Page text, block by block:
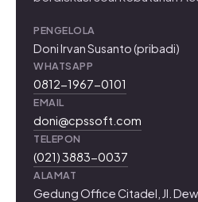
PENGELOLA
Doni Irvan Susanto (pribadi)
WHATSAPP
0812-1967-0101
EMAIL
doni@cpssoft.com
TELEPON
(021) 3883-0037
ALAMAT
Gedung Office Citadel, Jl.